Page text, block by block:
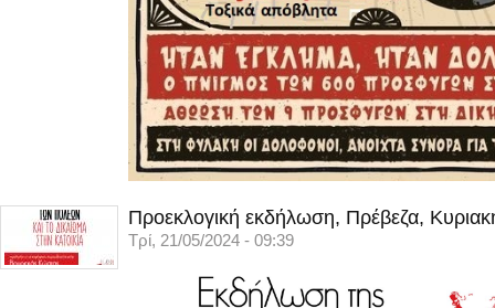
Προεκλογική εκδήλωση, Πρέβεζα,
Τρί, 21/05/2024 - 09:39